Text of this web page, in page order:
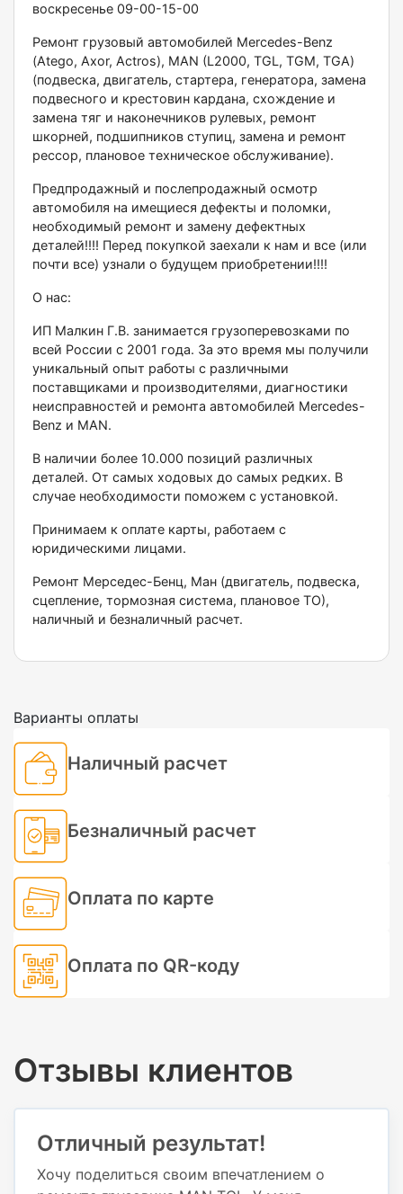
вocкреcеньe 09-00-15-00
Ремонт грузовый автомобилей Меrсеdеs-Веnz
(Аtеgо, Ахоr, Асtrоs), МАN (L2000, ТGL, ТGМ, ТGА)
(подвеска, двигатель, стартера, генератора, замена
подвесного и крестовин кардана, схождение и
замена тяг и наконечников рулевых, ремонт
шкорней, подшипников ступиц, замена и ремонт
рессор, плановое техническое обслуживание).
Предпродажный и послепродажный осмотр
автомобиля на имещиеся дефекты и поломки,
необходимый ремонт и замену дефектных
деталей!!!! Перед покупкой заехали к нам и все (или
почти все) узнали о будущем приобретении!!!!
О нас:
ИП Малкин Г.В. занимается грузоперевозками по
всей России с 2001 года. За это время мы получили
уникальный опыт работы с различными
поставщиками и производителями, диагностики
неисправностей и ремонта автомобилей Меrсеdеs-
Веnz и МАN.
В наличии более 10.000 позиций различных
деталей. От самых ходовых до самых редких. В
случае необходимости поможем с установкой.
Принимаем к оплате карты, работаем с
юридическими лицами.
Ремонт Мерседес-Бенц, Ман (двигатель, подвеска,
сцепление, тормозная система, плановое ТО),
наличный и безналичный расчет.
Варианты оплаты
Наличный расчет
Безналичный расчет
Оплата по карте
Оплата по QR-коду
Отзывы клиентов
Отличный результат!
Хочу поделиться своим впечатлением о